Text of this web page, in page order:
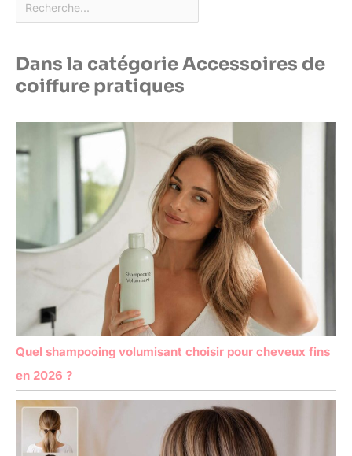
Dans la catégorie Accessoires de
coiffure pratiques
Quel shampooing volumisant choisir pour cheveux fins
en 2026 ?